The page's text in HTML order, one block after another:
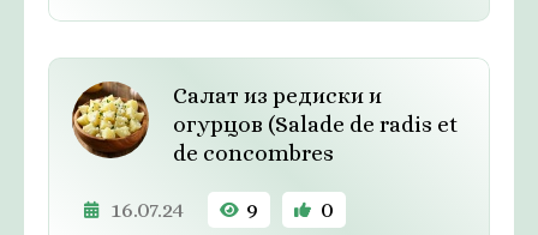
Салат из редиски и
огурцов (Salade de radis et
de concombres
16.07.24 9 0